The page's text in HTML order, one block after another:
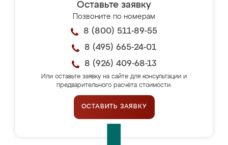
Оставьте заявку
Позвоните по номерам
8 (800) 511-89-55
8 (495) 665-24-01
8 (926) 409-68-13
Или оставьте заявку на сайте для консультации и
предварительного расчёта стоимости.
ОСТАВИТЬ ЗАЯВКУ